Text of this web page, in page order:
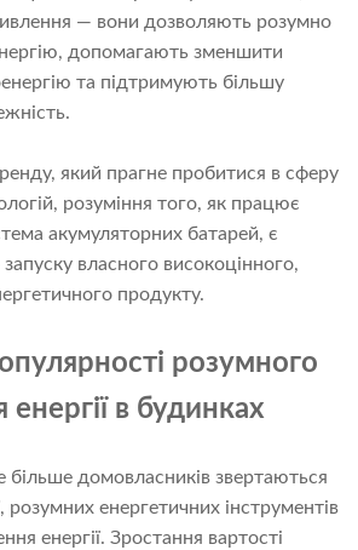
— вони дозволяють розумно
допомагають зменшити
та підтримують більшу
який прагне пробитися в сферу
розуміння того, як працює
акумуляторних батарей, є
власного високоцінного,
продукту.
розумного
в будинках
більше домовласників звертаються
розумних енергетичних інструментів
енергії. Зростання вартості